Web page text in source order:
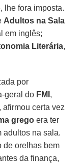
lhe fora imposta.
Adultos na Sala
em inglês;
Literária,
por
geral do FMI ,
certa vez
grego era ter
adultos na sala.
de orelhas bem
da finança,